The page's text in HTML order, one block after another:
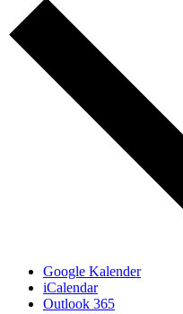
Google Kalender
iCalendar
Outlook 365